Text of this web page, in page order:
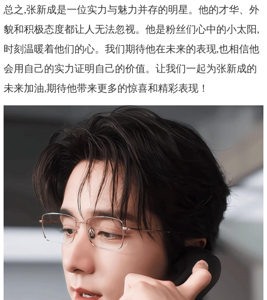
总之,张新成是一位实力与魅力并存的明星。他的才华、外
貌和积极态度都让人无法忽视。他是粉丝们心中的小太阳,
时刻温暖着他们的心。我们期待他在未来的表现,也相信他
会用自己的实力证明自己的价值。让我们一起为张新成的
未来加油,期待他带来更多的惊喜和精彩表现！